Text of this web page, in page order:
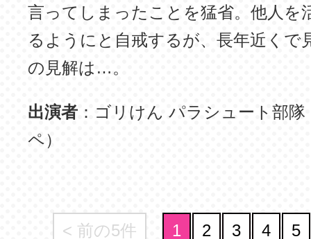
言ってしまったことを猛省。他人を
るようにと自戒するが、長年近くで
の見解は…。
出演者 ：ゴリけん パラシュート部
ペ）
< 前の5件 1 2 3 4 5